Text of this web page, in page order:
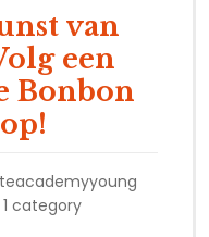
van
een
Bonbon
1 category